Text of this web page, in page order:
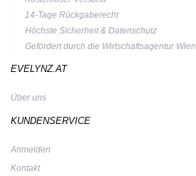
14-Tage Rückgaberecht
Höchste Sicherheit & Datenschutz
Gefördert durch die Wirtschaftsagentur Wien
EVELYNZ.AT
Über uns
KUNDENSERVICE
Anmelden
Kontakt